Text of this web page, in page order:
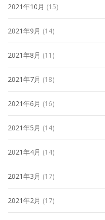
2021年10月 (15)
2021年9月 (14)
2021年8月 (11)
2021年7月 (18)
2021年6月 (16)
2021年5月 (14)
2021年4月 (14)
2021年3月 (17)
2021年2月 (17)